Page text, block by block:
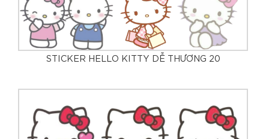
STICKER HELLO KITTY DỄ THƯƠNG 20